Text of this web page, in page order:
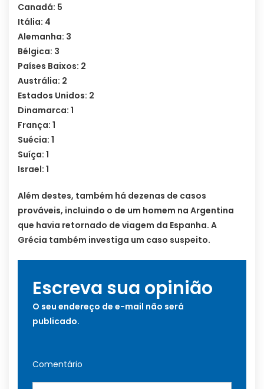
Canadá: 5
Itália: 4
Alemanha: 3
Bélgica: 3
Países Baixos: 2
Austrália: 2
Estados Unidos: 2
Dinamarca: 1
França: 1
Suécia: 1
Suíça: 1
Israel: 1
Além destes, também há dezenas de casos
prováveis, incluindo o de um homem na Argentina
que havia retornado de viagem da Espanha. A
Grécia também investiga um caso suspeito.
Escreva sua opinião
O seu endereço de e-mail não será
publicado.
Comentário